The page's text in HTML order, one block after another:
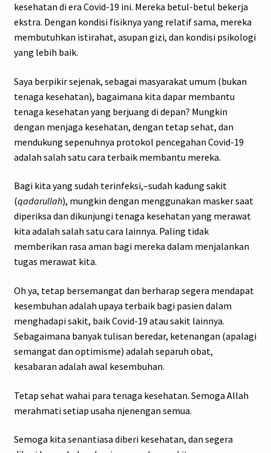
kesehatan di era Covid-19 ini. Mereka betul-betul bekerja
ekstra. Dengan kondisi fisiknya yang relatif sama, mereka
membutuhkan istirahat, asupan gizi, dan kondisi psikologi
yang lebih baik.
Saya berpikir sejenak, sebagai masyarakat umum (bukan
tenaga kesehatan), bagaimana kita dapar membantu
tenaga kesehatan yang berjuang di depan? Mungkin
dengan menjaga kesehatan, dengan tetap sehat, dan
mendukung sepenuhnya protokol pencegahan Covid-19
adalah salah satu cara terbaik membantu mereka.
Bagi kita yang sudah terinfeksi,–sudah kadung sakit
(qadarullah), mungkin dengan menggunakan masker saat
diperiksa dan dikunjungi tenaga kesehatan yang merawat
kita adalah salah satu cara lainnya. Paling tidak
memberikan rasa aman bagi mereka dalam menjalankan
tugas merawat kita.
Oh ya, tetap bersemangat dan berharap segera mendapat
kesembuhan adalah upaya terbaik bagi pasien dalam
menghadapi sakit, baik Covid-19 atau sakit lainnya.
Sebagaimana banyak tulisan beredar, ketenangan (apalagi
semangat dan optimisme) adalah separuh obat,
kesabaran adalah awal kesembuhan.
Tetap sehat wahai para tenaga kesehatan. Semoga Allah
merahmati setiap usaha njenengan semua.
Semoga kita senantiasa diberi kesehatan, dan segera